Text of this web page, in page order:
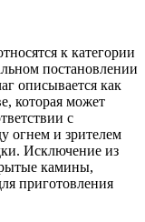
к категории
постановлении
описывается как
которая может
с
огнем и зрителем
Исключение из
камины,
приготовления